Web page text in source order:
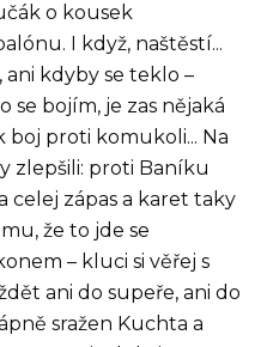
o kousek
I když, naštěstí...
kdyby se teklo –
se bojím, je zas nějaká
boj proti komukoli... Na
zlepšili: proti Baníku
celej zápas a karet taky
že to jde se
– kluci si věřej s
ani do supeře, ani do
sražen Kuchta a